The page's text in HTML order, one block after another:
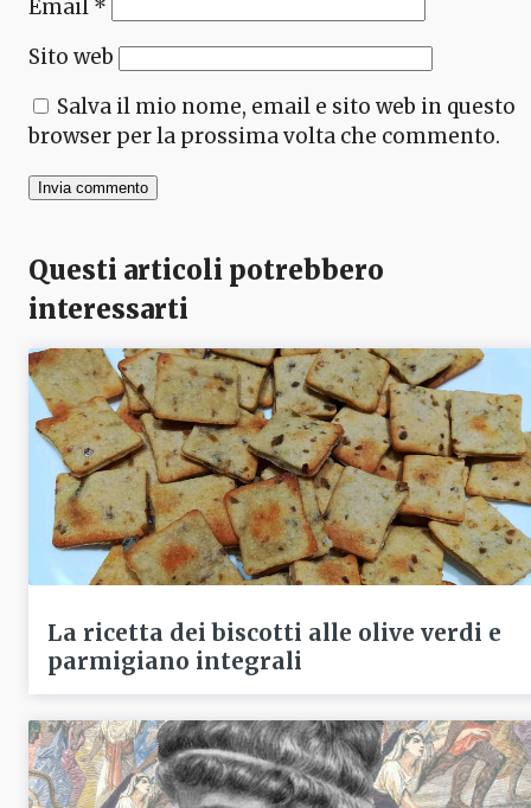
Email *
Sito web
Salva il mio nome, email e sito web in questo
browser per la prossima volta che commento.
Questi articoli potrebbero
interessarti
La ricetta dei biscotti alle olive verdi e
parmigiano integrali